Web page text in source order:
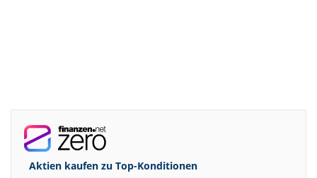
Aktien kaufen zu Top-Konditionen